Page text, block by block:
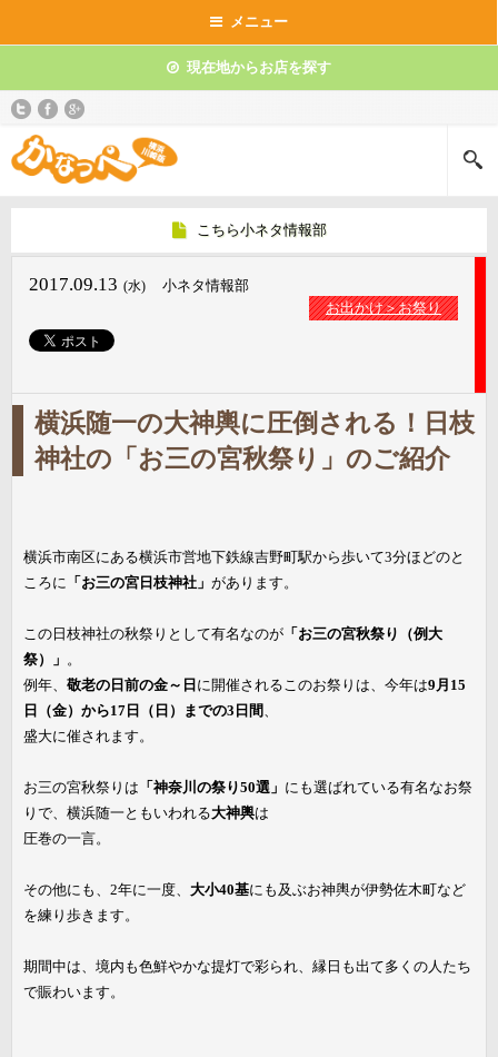
メニュー
現在地からお店を探す
こちら小ネタ情報部
2017.09.13 (水)
小ネタ情報部
お出かけ＞お祭り
横浜随一の大神輿に圧倒される！日枝
神社の「お三の宮秋祭り」のご紹介
横浜市南区にある横浜市営地下鉄線吉野町駅から歩いて3分ほどのと
ころに 「お三の宮日枝神社」 があります。
この日枝神社の秋祭りとして有名なのが 「お三の宮秋祭り（例大
祭）」 。
例年、 敬老の日前の金～日 に開催されるこのお祭りは、今年は9月15
日（金）から17日（日）までの3日間 、
盛大に催されます。
お三の宮秋祭りは 「神奈川の祭り50選」 にも選ばれている有名なお祭
りで、横浜随一ともいわれる大神輿は
圧巻の一言。
その他にも、2年に一度、 大小40基にも及ぶお神輿が伊勢佐木町など
を練り歩きます。
期間中は、境内も色鮮やかな提灯で彩られ、縁日も出て多くの人たち
で賑わいます。